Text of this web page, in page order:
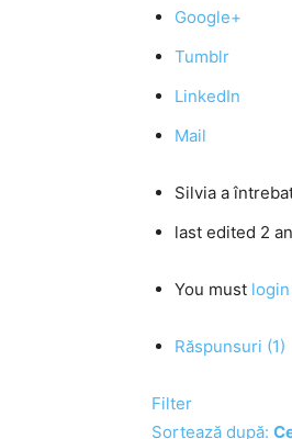
Google+
Tumblr
LinkedIn
Mail
Silvia a
last edited 2
You must login
Răspunsuri (1)
Filter
Sortează după: